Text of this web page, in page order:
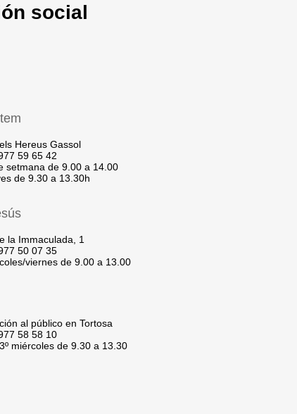
social
Hereus Gassol
59 65 42
setmana de 9.00 a 14.00
de 9.30 a 13.30h
la Immaculada, 1
50 07 35
viernes de 9.00 a 13.00
al público en Tortosa
58 58 10
miércoles de 9.30 a 13.30